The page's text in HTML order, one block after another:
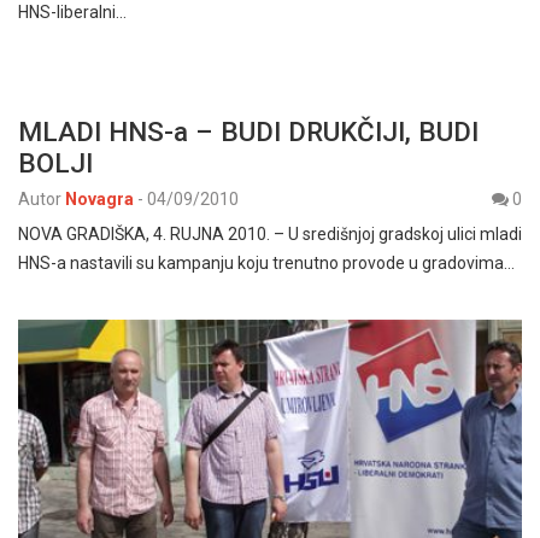
HNS-liberalni…
MLADI HNS-a – BUDI DRUKČIJI, BUDI
BOLJI
Autor Novagra - 04/09/2010
0
NOVA GRADIŠKA, 4. RUJNA 2010. – U središnjoj gradskoj ulici mladi
HNS-a nastavili su kampanju koju trenutno provode u gradovima…